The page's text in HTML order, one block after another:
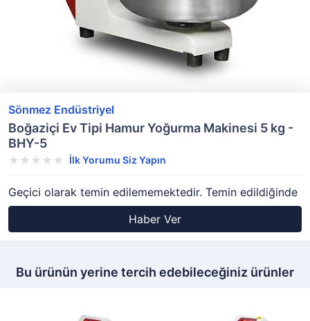
Sönmez Endüstriyel
Boğaziçi Ev Tipi Hamur Yoğurma Makinesi 5 kg -
BHY-5
İlk Yorumu Siz Yapın
Geçici olarak temin edilememektedir. Temin edildiğinde
Haber Ver
Bu ürünün yerine tercih edebileceğiniz ürünler